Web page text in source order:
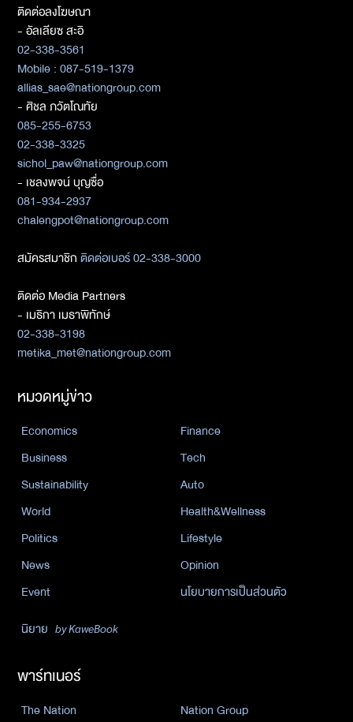
ติดต่อลงโฆษณา
- อัลเลียซ สะอิ
02-338-3561
Mobile : 087-519-1379
allias_sae@nationgroup.com
- ศิชล ภวัตโณทัย
085-255-6753
02-338-3325
sichol_paw@nationgroup.com
- เชลงพจน์ บุญซื่อ
081-934-2937
chalengpot@nationgroup.com
สมัครสมาชิกติดต่อเบอร์ 02-338-3000
ติดต่อ Media Partners
- เมธิกา เมธาพิทักษ์
02-338-3198
metika_met@nationgroup.com
หมวดหมู่ข่าว
Economics
Finance
Business
Tech
Sustainability
Auto
World
Health&Wellness
Politics
Lifestyle
News
Opinion
Event
นโยบายการเป็นส่วนตัว
นิยาย by KaweBook
พาร์ทเนอร์
The Nation Nation Group